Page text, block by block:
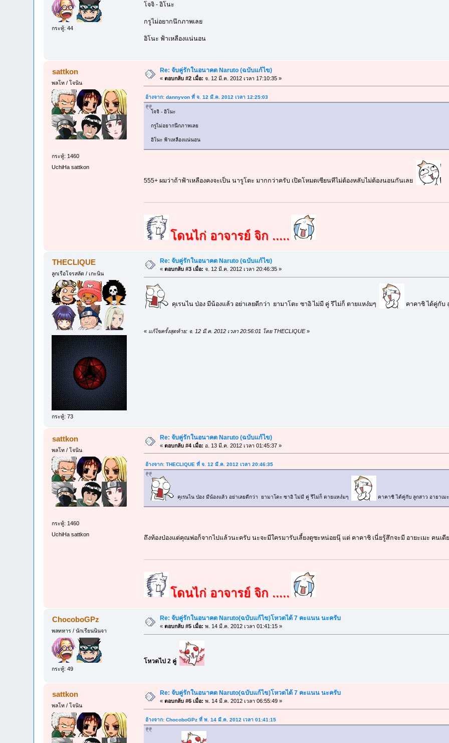
กระทู้: 44
โจจิ - อิโนะ
กรูไม่อยากนึกภาพเลย
อิโนะ ฟ้าเหลืองแน่นอน
sattkon
พลโท / โจนิน
กระทู้: 1460
UchiHa sattkon
Re: จับคู่รักในอนาคต Naruto (ฉบับแก้ไข)
«ตอบกลับ #2 เมื่อ: จ. 12 มี.ค. 2012 เวลา 17:10:35 »
อ้างจาก: dannyvon ที่ จ. 12 มี.ค. 2012 เวลา 12:25:03
โจจิ - อิโนะ
กรูไม่อยากนึกภาพเลย
อิโนะ ฟ้าเหลืองแน่นอน
555+ ผมว่าถ้าฟ้าเหลืองคงจะเป็น นารูโตะ มากกว่าครับ เปิดโหมดเซียนทีไม่ต้องหลับไม่ต้องนอนกันเลย
โดนไก่ อาจารย์ จิก .....
THECLIQUE
ลูกเรือโจรสลัด / เกะนิน
กระทู้: 73
Re: จับคู่รักในอนาคต Naruto (ฉบับแก้ไข)
«ตอบกลับ #3 เมื่อ: จ. 12 มี.ค. 2012 เวลา 20:46:35 »
คุเรนไน ป่อง มีน้องแล้ว อย่าเลยดีกว่า ยามาโตะ ซาอิ ไม่มี คู่ รึไม่ก็ ตายแหง๋มๆ คาคาชิ ได้คู่กับ
« แก้ไขครั้งสุดท้าย: จ. 12 มี.ค. 2012 เวลา 20:56:01 โดย THECLIQUE»
sattkon
พลโท / โจนิน
กระทู้: 1460
UchiHa sattkon
Re: จับคู่รักในอนาคต Naruto (ฉบับแก้ไข)
«ตอบกลับ #4 เมื่อ: อ. 13 มี.ค. 2012 เวลา 01:45:37 »
อ้างจาก: THECLIQUE ที่ จ. 12 มี.ค. 2012 เวลา 20:46:35
คุเรนไน ป่อง มีน้องแล้ว อย่าเลยดีกว่า ยามาโตะ ซาอิ ไม่มี คู่ รึไม่ก็ ตายแหง๋มๆ คาคาชิ ได้คู่กับ ลูกสาว อายาเม
ถึงท้องป่องแต่คุณพ่อก็จากไปแล้วนะครับ นะจะมีใครมารับเลี้ยงดูซะหน่อยนุ๊ แต่ คาคาชิ เนี่ยรู้สึกจะมี อายะเมะ คนเดี
โดนไก่ อาจารย์ จิก .....
ChocoboGPz
พลทหาร / นักเรียนนินจา
กระทู้: 49
Re: จับคู่รักในอนาคต Naruto(ฉบับแก้ไข)โหวตได้ 7 คะแนน นะครับ
«ตอบกลับ #5 เมื่อ: พ. 14 มี.ค. 2012 เวลา 01:41:15 »
โหวดไป 2 คู่
sattkon
พลโท / โจนิน
Re: จับคู่รักในอนาคต Naruto(ฉบับแก้ไข)โหวตได้ 7 คะแนน นะครับ
«ตอบกลับ #6 เมื่อ: พ. 14 มี.ค. 2012 เวลา 06:55:49 »
อ้างจาก: ChocoboGPz ที่ พ. 14 มี.ค. 2012 เวลา 01:41:15